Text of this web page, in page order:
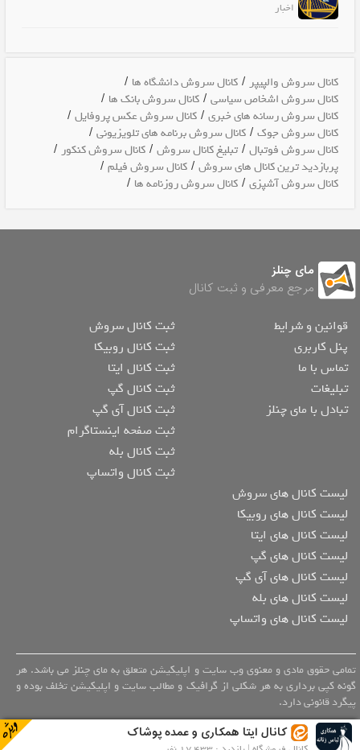
اخبار
کانال سروش والپیپر /کانال سروش دانشگاه ها /
کانال سروش اشخاص سیاسی /کانال سروش بانک ها /
کانال سروش رسانه های خبری /کانال سروش عکس پروفایل /
کانال سروش جوک /کانال سروش برنامه های تلویزیونی /
کانال سروش فوتبال /تبلیغ کانال سروش /کانال سروش کنکور /
پربازدید ترین کانال های سروش /کانال سروش فیلم /
کانال سروش آشپزی /کانال سروش روزنامه ها /
مای چنلز
مرجع معرفی و ثبت کانال
قوانین و شرایط
پنل کاربری
تماس با ما
تبلیغات
تبادل با مای چنلز
ثبت کانال سروش
ثبت کانال روبیکا
ثبت کانال ایتا
ثبت کانال گپ
ثبت کانال آی گپ
ثبت صفحه اینستاگرام
ثبت کانال بله
ثبت کانال واتساپ
لیست کانال های سروش
لیست کانال های روبیکا
لیست کانال های ایتا
لیست کانال های گپ
لیست کانال های آی گپ
لیست کانال های بله
لیست کانال های واتساپ
تمامی حقوق مادی و معنوی وب سایت و اپلیکیشن متعلق به مای چنلز می باشد. هر
گونه کپی برداری به هر شکلی از گرافیک و مطالب سایت و اپلیکیشن تخلف بوده و
پیگرد قانونی دارد.
کانال ایتا همکاری و عمده پوشاک